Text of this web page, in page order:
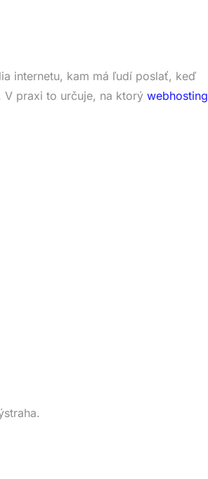
internetu, kam má ľudí poslať, keď
V praxi to určuje, na ktorý webhosting